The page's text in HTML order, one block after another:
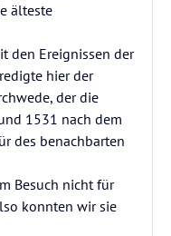
älteste
den Ereignissen der
hier der
der die
1531 nach dem
des benachbarten
Besuch nicht für
konnten wir sie